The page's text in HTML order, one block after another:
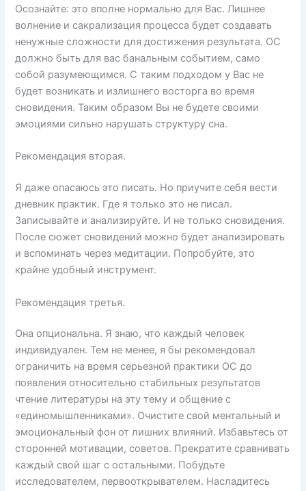
Осознайте: это вполне нормально для Вас. Лишнее
волнение и сакрализация процесса будет создавать
ненужные сложности для достижения результата. ОС
должно быть для вас банальным событием, само
собой разумеющимся. С таким подходом у Вас не
будет возникать и излишнего восторга во время
сновидения. Таким образом Вы не будете своими
эмоциями сильно нарушать структуру сна.
Рекомендация вторая.
Я даже опасаюсь это писать. Но приучите себя вести
дневник практик. Где я только это не писал.
Записывайте и анализируйте. И не только сновидения.
После сюжет сновидений можно будет анализировать
и вспоминать через медитации. Попробуйте, это
крайне удобный инструмент.
Рекомендация третья.
Она опциональна. Я знаю, что каждый человек
индивидуален. Тем не менее, я бы рекомендовал
ограничить на время серьезной практики ОС до
появления относительно стабильных результатов
чтение литературы на эту тему и общение с
«единомышленниками». Очистите свой ментальный и
эмоциональный фон от лишних влияний. Избавьтесь от
сторонней мотивации, советов. Прекратите сравнивать
каждый свой шаг с остальными. Побудьте
исследователем, первооткрывателем. Насладитесь